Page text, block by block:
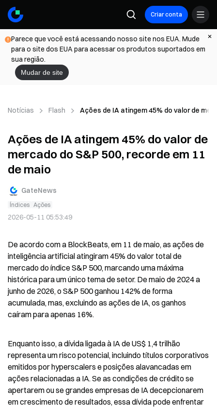
Criar conta
Parece que você está acessando nosso site nos EUA. Mude
para o site dos EUA para acessar os produtos suportados em
sua região.
Mudar de site
Notícias Flash Ações de IA atingem 45% do valor de
Ações de IA atingem 45% do valor de
mercado do S&P 500, recorde em 11
de maio
GateNews
Índices Ações
2026-05-11 05:53:49
De acordo com a BlockBeats, em 11 de maio, as ações de
inteligência artificial atingiram 45% do valor total de
mercado do índice S&P 500, marcando uma máxima
histórica para um único tema de setor. De maio de 2024 a
junho de 2026, o S&P 500 ganhou 142% de forma
acumulada, mas, excluindo as ações de IA, os ganhos
caíram para apenas 16%.
Enquanto isso, a dívida ligada à IA de US$ 1,4 trilhão
representa um risco potencial, incluindo títulos corporativos
emitidos por hyperscalers e posições alavancadas em
ações relacionadas a IA. Se as condições de crédito se
apertarem ou se grandes empresas de IA decepcionarem
em crescimento de resultados, essa dívida pode enfrentar